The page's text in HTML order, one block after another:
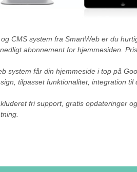
CMS system fra SmartWeb er du
abonnement for hjemmesiden.
system får din hjemmeside i top på
tilpasset funktionalitet, integration til
fri support, gratis opdateringer